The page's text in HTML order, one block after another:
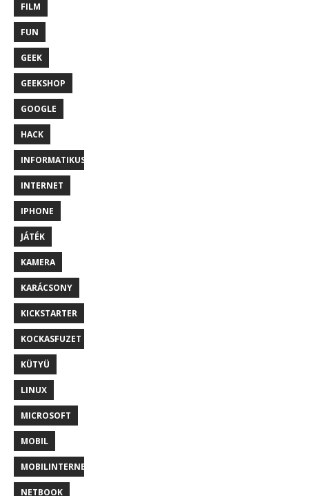
FILM
FUN
GEEK
GEEKSHOP
GOOGLE
HACK
INFORMATIKUS
INTERNET
IPHONE
JÁTÉK
KAMERA
KARÁCSONY
KICKSTARTER
KOCKASFUZET
KÜTYÜ
LINUX
MICROSOFT
MOBIL
MOBILINTERNET
NETBOOK